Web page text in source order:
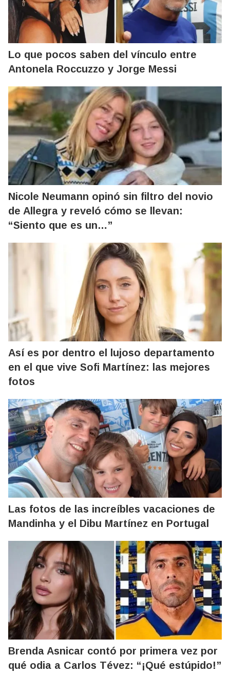
Lo que pocos saben del vínculo entre
Antonela Roccuzzo y Jorge Messi
Nicole Neumann opinó sin filtro del novio
de Allegra y reveló cómo se llevan:
“Siento que es un…”
Así es por dentro el lujoso departamento
en el que vive Sofi Martínez: las mejores
fotos
Las fotos de las increíbles vacaciones de
Mandinha y el Dibu Martínez en Portugal
Brenda Asnicar contó por primera vez por
qué odia a Carlos Tévez: “¡Qué estúpido!”